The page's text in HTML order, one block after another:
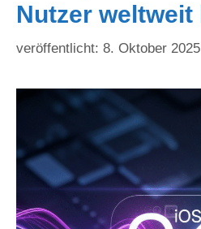
Nutzer
8. Oktober 2025